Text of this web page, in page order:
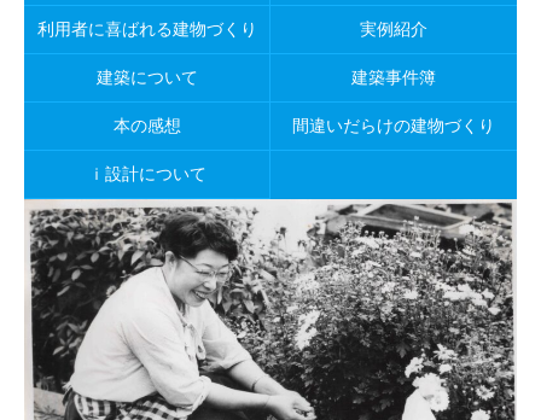
利用者に喜ばれる建物づくり 実例紹介
建築について 建築事件簿
本の感想 間違いだらけの建物づくり
ｉ設計について